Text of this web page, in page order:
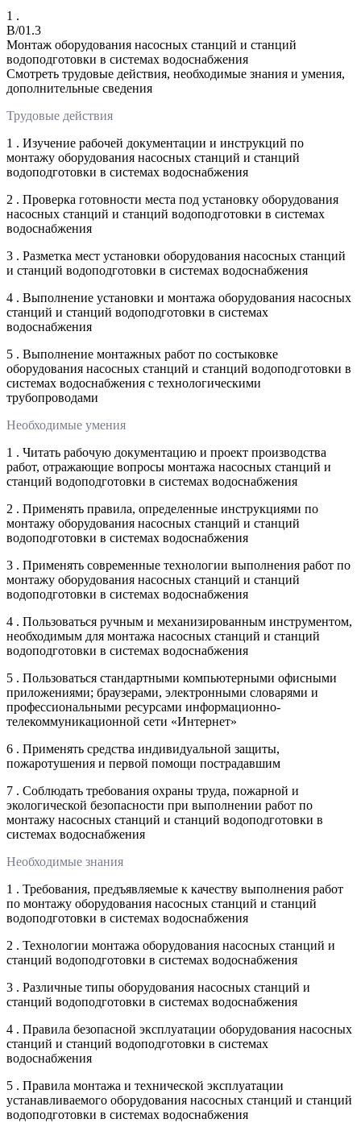
1 .
B/01.3
Монтаж оборудования насосных станций и станций
водоподготовки в системах водоснабжения
Смотреть трудовые действия, необходимые знания и умения,
дополнительные сведения
Трудовые действия
1 . Изучение рабочей документации и инструкций по
монтажу оборудования насосных станций и станций
водоподготовки в системах водоснабжения
2 . Проверка готовности места под установку оборудования
насосных станций и станций водоподготовки в системах
водоснабжения
3 . Разметка мест установки оборудования насосных станций
и станций водоподготовки в системах водоснабжения
4 . Выполнение установки и монтажа оборудования насосных
станций и станций водоподготовки в системах
водоснабжения
5 . Выполнение монтажных работ по состыковке
оборудования насосных станций и станций водоподготовки в
системах водоснабжения с технологическими
трубопроводами
Необходимые умения
1 . Читать рабочую документацию и проект производства
работ, отражающие вопросы монтажа насосных станций и
станций водоподготовки в системах водоснабжения
2 . Применять правила, определенные инструкциями по
монтажу оборудования насосных станций и станций
водоподготовки в системах водоснабжения
3 . Применять современные технологии выполнения работ по
монтажу оборудования насосных станций и станций
водоподготовки в системах водоснабжения
4 . Пользоваться ручным и механизированным инструментом,
необходимым для монтажа насосных станций и станций
водоподготовки в системах водоснабжения
5 . Пользоваться стандартными компьютерными офисными
приложениями; браузерами, электронными словарями и
профессиональными ресурсами информационно-
телекоммуникационной сети «Интернет»
6 . Применять средства индивидуальной защиты,
пожаротушения и первой помощи пострадавшим
7 . Соблюдать требования охраны труда, пожарной и
экологической безопасности при выполнении работ по
монтажу насосных станций и станций водоподготовки в
системах водоснабжения
Необходимые знания
1 . Требования, предъявляемые к качеству выполнения работ
по монтажу оборудования насосных станций и станций
водоподготовки в системах водоснабжения
2 . Технологии монтажа оборудования насосных станций и
станций водоподготовки в системах водоснабжения
3 . Различные типы оборудования насосных станций и
станций водоподготовки в системах водоснабжения
4 . Правила безопасной эксплуатации оборудования насосных
станций и станций водоподготовки в системах
водоснабжения
5 . Правила монтажа и технической эксплуатации
устанавливаемого оборудования насосных станций и станций
водоподготовки в системах водоснабжения